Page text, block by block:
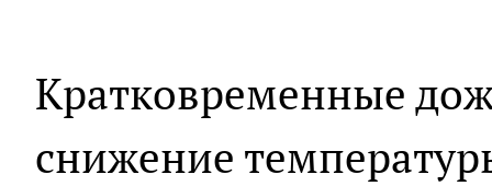
Кратковременные
снижение